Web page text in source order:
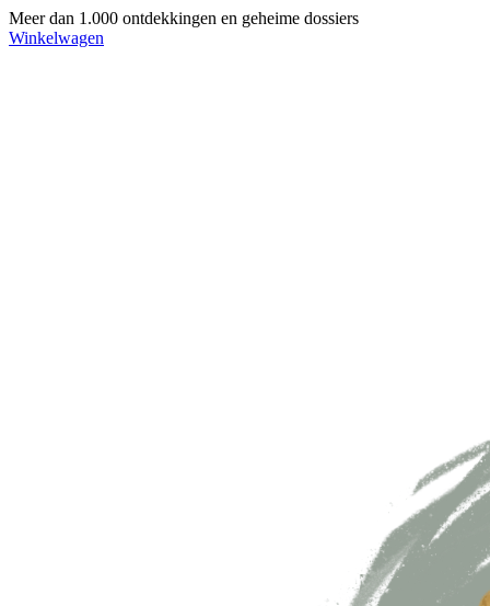
Meer dan 1.000 ontdekkingen en geheime dossiers
Winkelwagen